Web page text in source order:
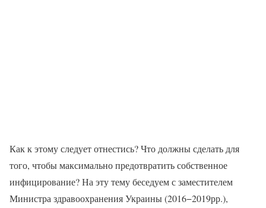
Как к этому следует отнестись? Что должны сделать для
того, чтобы максимально предотвратить собственное
инфицирование? На эту тему беседуем с заместителем
Министра здравоохранения Украины (2016−2019рр.),